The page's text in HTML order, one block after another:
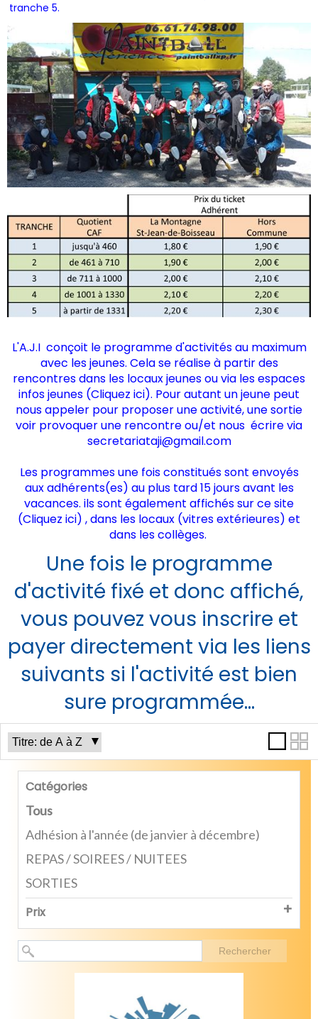
tranche 5.
L'A.J.I conçoit le programme d'activités au maximum
avec les jeunes. Cela se réalise à partir des
rencontres dans les locaux jeunes ou via les espaces
infos jeunes (Cliquez ici). Pour autant un jeune peut
nous appeler pour proposer une activité, une sortie
voir provoquer une rencontre ou/et nous écrire via
secretariataji@gmail.com
Les programmes une fois constitués sont envoyés
aux adhérents(es) au plus tard 15 jours avant les
vacances. ils sont également affichés sur ce site
(Cliquez ici) , dans les locaux (vitres extérieures) et
dans les collèges.
Une fois le programme
d'activité fixé et donc affiché,
vous pouvez vous inscrire et
payer directement via les liens
suivants si l'activité est bien
sure programmée...
Catégories
Tous
Adhésion à l'année (de janvier à décembre)
REPAS / SOIREES / NUITEES
SORTIES
Prix
Rechercher